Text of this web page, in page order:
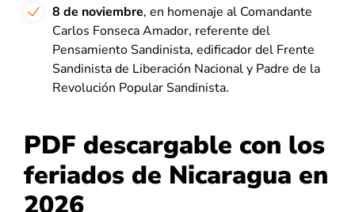
8 de noviembre, en homenaje al Comandante
Carlos Fonseca Amador, referente del
Pensamiento Sandinista, edificador del Frente
Sandinista de Liberación Nacional y Padre de la
Revolución Popular Sandinista.
PDF descargable con los
feriados de Nicaragua en
2026